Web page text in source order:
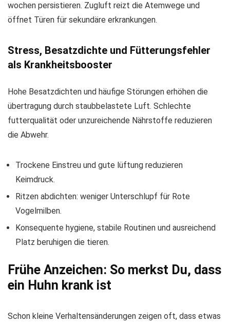
wochen persistieren. Zugluft reizt die Atemwege und
öffnet Türen für sekundäre erkrankungen.
Stress, Besatzdichte und Fütterungsfehler
als Krankheitsbooster
Hohe Besatzdichten und häufige Störungen erhöhen die
übertragung durch staubbelastete Luft. Schlechte
futterqualität oder unzureichende Nährstoffe reduzieren
die Abwehr.
Trockene Einstreu und gute lüftung reduzieren
Keimdruck.
Ritzen abdichten: weniger Unterschlupf für Rote
Vogelmilben.
Konsequente hygiene, stabile Routinen und ausreichend
Platz beruhigen die tieren.
Frühe Anzeichen: So merkst Du, dass
ein Huhn krank ist
Schon kleine Verhaltensänderungen zeigen oft, dass etwas